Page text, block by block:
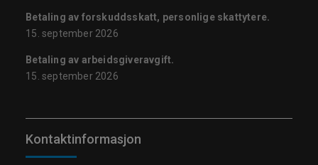
Betaling av forskuddsskatt, personlige skattytere.
15. september 2026
Betaling av arbeidsgiveravgift.
15. september 2026
Kontaktinformasjon